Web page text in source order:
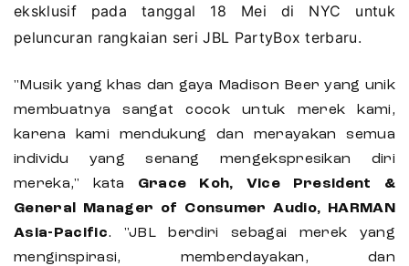
eksklusif pada tanggal 18 Mei di NYC untuk
peluncuran rangkaian seri JBL PartyBox terbaru.
"Musik yang khas dan gaya Madison Beer yang unik
membuatnya sangat cocok untuk merek kami,
karena kami mendukung dan merayakan semua
individu yang senang mengekspresikan diri
mereka," kata Grace Koh, Vice President &
General Manager of Consumer Audio, HARMAN
Asia-Pacific. "JBL berdiri sebagai merek yang
menginspirasi, memberdayakan, dan